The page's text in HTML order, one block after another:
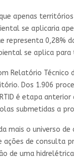
apenas
se aplicaria
representa
se aplica
Relatório Técnico
Dos 1.906
é etapa
submetidas a
mais o universo
de consulta
de uma